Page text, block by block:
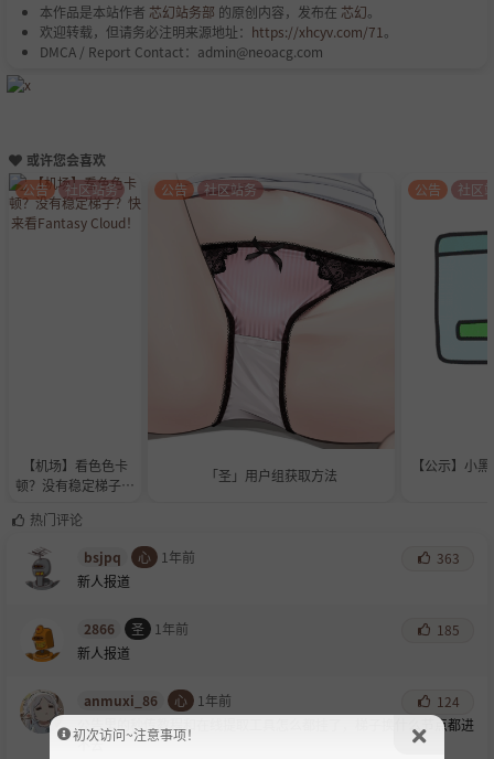
本作品是本站作者 芯幻站务部 的原创内容，发布在 芯幻。
欢迎转载，但请务必注明来源地址： https://xhcyv.com/71 。
DMCA / Report Contact：admin@neoacg.com
或许您会喜欢
【机场】看色色卡
顿？没有稳定梯子？
ud！
公告 社区站务
「圣」用户组获取方法
公告 社区站务
【公示】小
公告 社区
热门评论
bsjpq
心 1年前
363
新人报道
2866 圣 1年前
185
新人报道
anmuxi_86 心 1年前
124
公告里的秒传教程和在线提取工具怎么都挂了，梯子换什么节点都进
不去
初次访问~注意事项！